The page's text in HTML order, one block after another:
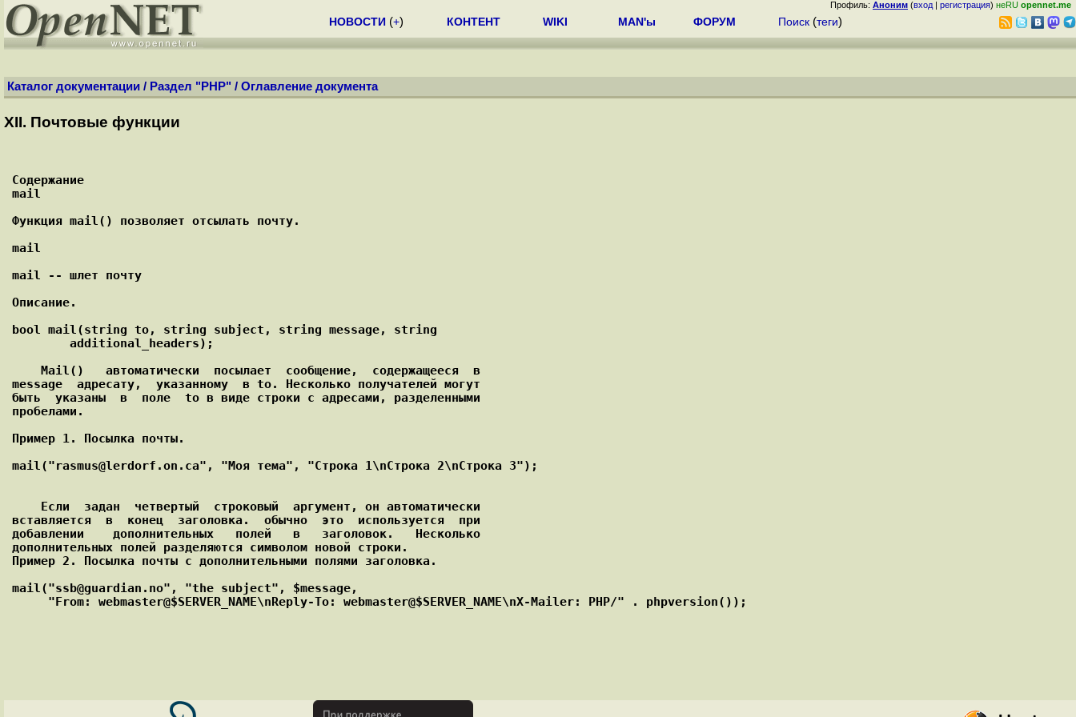
Профиль: Аноним (вход | регистрация) неRU opennet.me
НОВОСТИ (+) КОНТЕНТ WIKI MAN'ы ФОРУМ Поиск (теги)
Каталог документации / Раздел "PHP" / Оглавление документа
XII. Почтовые функции
Содержание
mail
Функция mail() позволяет отсылать почту.
mail
mail -- шлет почту
Описание.
bool mail(string to, string subject, string message, string
message  адресату,  указанному  в to. Несколько получателей могут
быть  указаны  в  поле  to в виде строки с адресами, разделенными
пробелами.
Пример 1. Посылка почты.
mail("rasmus@lerdorf.on.ca", "Моя тема", "Строка 1\nСтрока 2\nСтрока 3");
вставляется  в  конец  заголовка.  обычно  это  используется  при
добавлении    дополнительных   полей   в   заголовок.   Несколько
дополнительных полей разделяются символом новой строки.
Пример 2. Посылка почты с дополнительными полями заголовка.
mail("ssb@guardian.no", "the subject", $message,